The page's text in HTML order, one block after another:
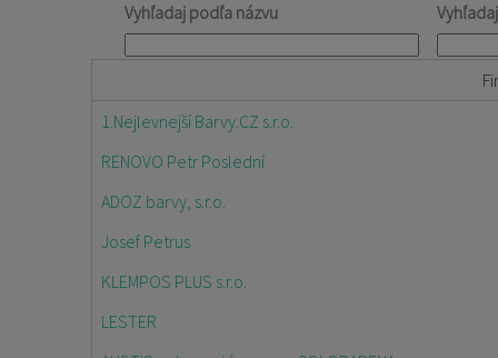
Vyhľadaj podľa názvu
1.Nejlevnejší Barvy.CZ s.r.o.
RENOVO Petr Poslední
ADOZ barvy, s.r.o.
Josef Petrus
KLEMPOS PLUS s.r.o.
LESTER